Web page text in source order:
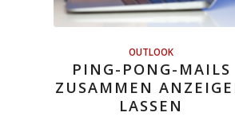
OUTLOOK
PING-PONG-MAILS
ZUSAMMEN
LASSEN